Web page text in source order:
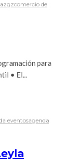
comercio de
para
• El...
eventosagenda